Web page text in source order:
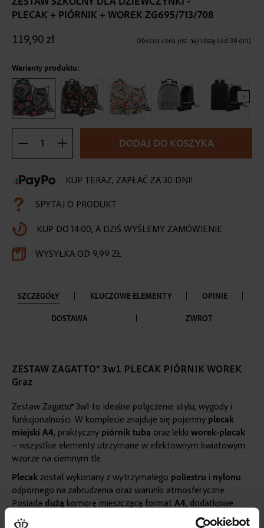
beginning
gallery
PLECAK + PIÓRNIK + WOREK ZG695/713/708
Obecna cena jest najniższą (od 30 dni).
119,90 zł
Warianty produktu:
DODAJ DO KOSZYKA
KUP TERAZ, ZAPŁAĆ ZA 30 DNI!
SPYTAJ O PRODUKT
KUP DO 14:00, A DZIŚ WYŚLEMY ZAMÓWIENIE
WYSYŁKA OD 9,99 ZŁ
SZCZEGÓŁY KLUCZOWE ELEMENTY OPINIE
DOSTAWA ZWROT
ZESTAW ZAGATTO® 3w1 PLECAK PIÓRNIK WOREK
Graz
Zestaw Zagatto® 3w1 to idealne połączenie stylu, wygody i
funkcjonalności. W komplecie znajduje się pojemny plecak
miejski A4, praktyczny piórnik tuba oraz lekki worek-plecak
– wszystkie elementy utrzymane w efektownym kwiatowym
wzorze na ciemnym tle.
Plecak został wykonany z wytrzymałego poliestru i nylonu
odpornego na zabrudzenia oraz warunki atmosferyczne.
Posiada dużą komorę mieszczącą format A4, dodatkowe
kieszenie
Kolorowy print z